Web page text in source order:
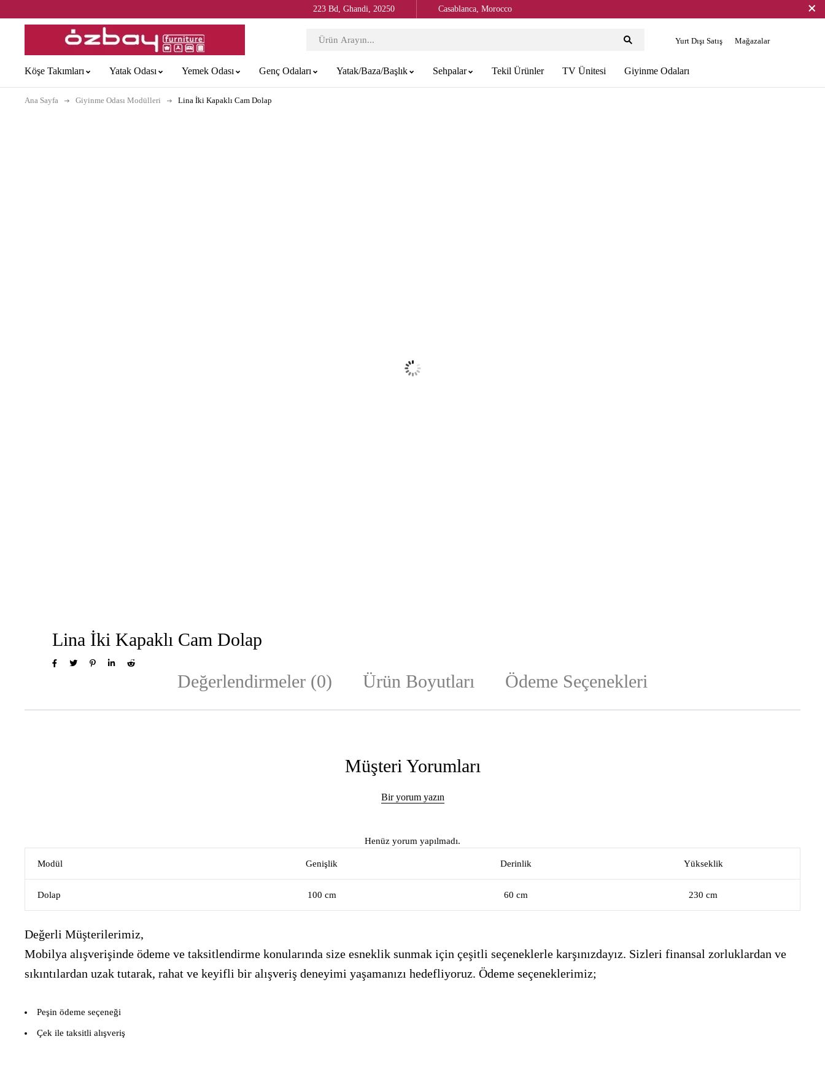
223 Bd, Ghandi, 20250 Casablanca, Morocco
Yurt Dışı Satış Mağazalar
Köşe Takımları Yatak Odası Yemek Odası Genç Odaları Yatak/Baza/Başlık Sehpalar Tekil Ürünler TV Ünitesi Giyinme Odaları
Ana Sayfa Giyinme Odası Modülleri Lina İki Kapaklı Cam Dolap
Lina İki Kapaklı Cam Dolap
Değerlendirmeler (0) Ürün Boyutları Ödeme Seçenekleri
Müşteri Yorumları
Bir yorum yazın
Henüz yorum yapılmadı.
Modül Genişlik Derinlik Yükseklik
Dolap 100 cm 60 cm 230 cm
Değerli Müşterilerimiz,
Mobilya alışverişinde ödeme ve taksitlendirme konularında size esneklik sunmak için çeşitli seçeneklerle karşınızdayız. Sizleri finansal zorluklardan ve
sıkıntılardan uzak tutarak, rahat ve keyifli bir alışveriş deneyimi yaşamanızı hedefliyoruz. Ödeme seçeneklerimiz;
Peşin ödeme seçeneği
Çek ile taksitli alışveriş